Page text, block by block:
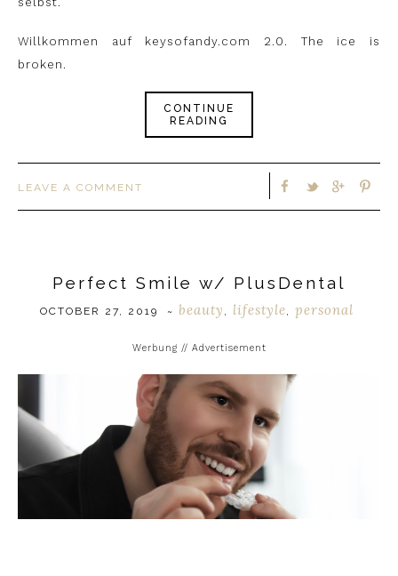
Willkommen auf keysofandy.com 2.0. The ice is
broken.
CONTINUE
READING
LEAVE A COMMENT
Perfect Smile w/ PlusDental
OCTOBER 27, 2019 ~ beauty lifestyle personal
Werbung // Advertisement